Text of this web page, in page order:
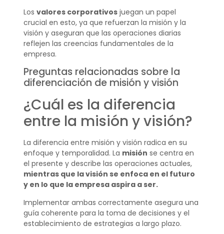
Los valores corporativosjuegan un papel
crucial en esto, ya que refuerzan la misión y la
visión y aseguran que las operaciones diarias
reflejen las creencias fundamentales de la
empresa.
Preguntas relacionadas sobre la
diferenciación de misión y visión
¿Cuál es la diferencia
entre la misión y visión?
La diferencia entre misión y visión radica en su
enfoque y temporalidad. La misión se centra en
el presente y describe las operaciones actuales,
mientras que la visión se enfoca en el futuro
y en lo que la empresa aspira a ser.
Implementar ambas correctamente asegura una
guía coherente para la toma de decisiones y el
establecimiento de estrategias a largo plazo.